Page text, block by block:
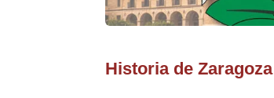
Historia de Zaragoza